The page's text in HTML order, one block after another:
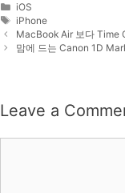
Categories
iOS
Tags
iPhone
MacBook Air 보다 Time
맘에 드는 Canon 1D
Leave a